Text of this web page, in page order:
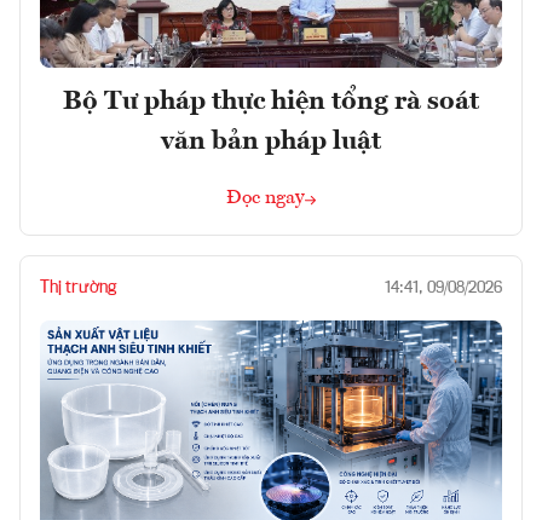
Bộ Tư pháp thực hiện tổng rà soát
văn bản pháp luật
Đọc ngay
Thị trường 14:41, 09/08/2026